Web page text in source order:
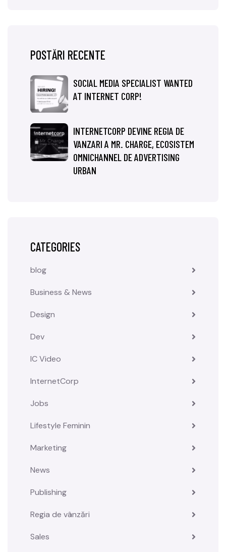
POSTĂRI RECENTE
SOCIAL MEDIA SPECIALIST WANTED
AT INTERNET CORP!
INTERNETCORP DEVINE REGIA DE
VANZARI A MR. CHARGE, ECOSISTEM
OMNICHANNEL DE ADVERTISING
URBAN
CATEGORIES
blog
Business & News
Design
Dev
IC Video
InternetCorp
Jobs
Lifestyle Feminin
Marketing
News
Publishing
Regia de vânzări
Sales